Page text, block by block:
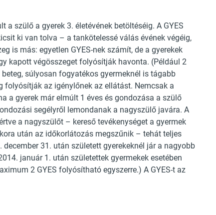
a szülő a gyerek 3. életévének betöltéséig. A GYES
ki van tolva – a tankötelessé válás évének végéig,
is más: egyetlen GYES-nek számít, de a gyerekek
kapott végösszeget folyósítják havonta. (Például 2
súlyosan fogyatékos gyermeknél is tágabb
folyósítják az igénylőnek az ellátást. Nemcsak a
a gyerek már elmúlt 1 éves és gondozása a szülő
segélyről lemondanak a nagyszülő javára. A
a nagyszülőt – kereső tevékenységet a gyermek
után az időkorlátozás megszűnik – tehát teljes
31. után született gyerekeknél jár a nagyobb
január 1. után születettek gyermekek esetében
2 GYES folyósítható egyszerre.) A GYES-t az